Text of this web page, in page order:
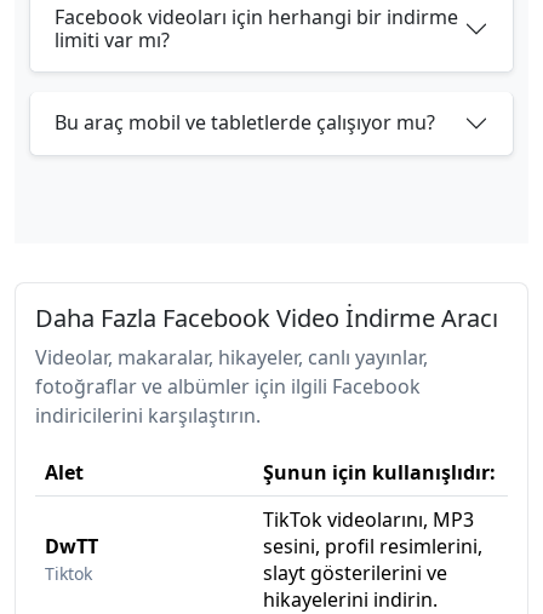
Facebook videoları için herhangi bir indirme
limiti var mı?
Bu araç mobil ve tabletlerde çalışıyor mu?
Daha Fazla Facebook Video İndirme Aracı
Videolar, makaralar, hikayeler, canlı yayınlar,
fotoğraflar ve albümler için ilgili Facebook
indiricilerini karşılaştırın.
Alet Şunun için kullanışlıdır:
DwTT
Tiktok
TikTok videolarını, MP3
sesini, profil resimlerini,
slayt gösterilerini ve
hikayelerini indirin.